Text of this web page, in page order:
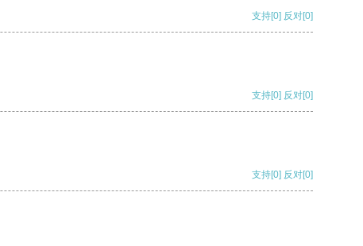
支持[0] 反对[0]
支持[0] 反对[0]
支持[0] 反对[0]